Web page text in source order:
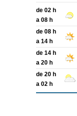
de 02 h
a 08 h
de 08 h
a 14 h
de 14 h
a 20 h
de 20 h
a 02 h